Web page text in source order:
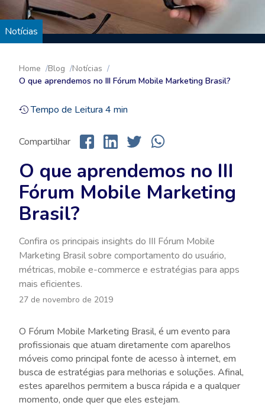
Notícias
Home Blog
Notícias
O que aprendemos no III Fórum Mobile Marketing Brasil?
Tempo de Leitura 4 min
Compartilhar
O que aprendemos no III
Fórum Mobile Marketing
Brasil?
Confira os principais insights do III Fórum Mobile
Marketing Brasil sobre comportamento do usuário,
métricas, mobile e-commerce e estratégias para apps
mais eficientes.
27 de novembro de 2019
O Fórum Mobile Marketing Brasil, é um evento para
profissionais que atuam diretamente com aparelhos
móveis como principal fonte de acesso à internet, em
busca de estratégias para melhorias e soluções. Afinal,
estes aparelhos permitem a busca rápida e a qualquer
momento, onde quer que eles estejam.